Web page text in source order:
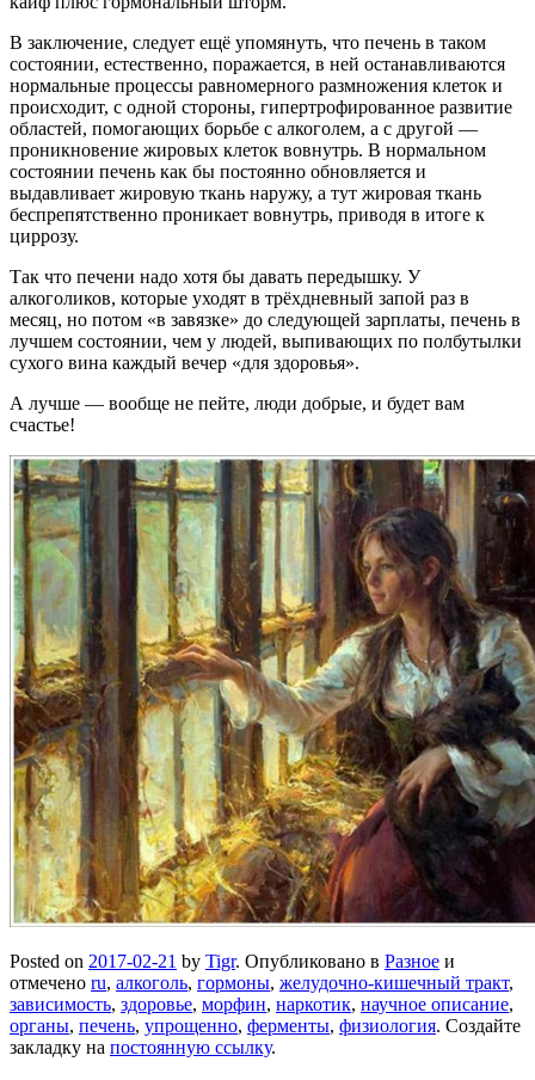
В заключение, следует ещё упомянуть, что печень в таком
состоянии, естественно, поражается, в ней останавливаются
нормальные процессы равномерного размножения клеток и
происходит, с одной стороны, гипертрофированное развитие
областей, помогающих борьбе с алкоголем, а с другой —
проникновение жировых клеток вовнутрь. В нормальном
состоянии печень как бы постоянно обновляется и
выдавливает жировую ткань наружу, а тут жировая ткань
беспрепятственно проникает вовнутрь, приводя в итоге к
циррозу.
Так что печени надо хотя бы давать передышку. У
алкоголиков, которые уходят в трёхдневный запой раз в
месяц, но потом «в завязке» до следующей зарплаты, печень в
лучшем состоянии, чем у людей, выпивающих по полбутылки
сухого вина каждый вечер «для здоровья».
А лучше — вообще не пейте, люди добрые, и будет вам
счастье!
Posted on 2017-02-21 by Tigr. Опубликовано в Разное и
отмечено ru, алкоголь, гормоны, желудочно-кишечный тракт,
зависимость, здоровье, морфин, наркотик, научное описание,
органы, печень, упрощенно, ферменты, физиология. Создайте
закладку на постоянную ссылку.